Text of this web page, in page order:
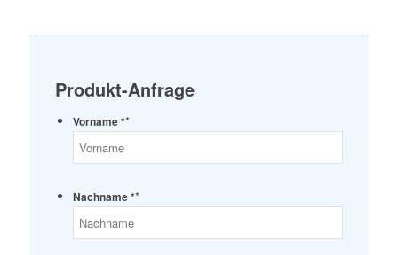
Produkt-Anfrage
Vorname **
Nachname **